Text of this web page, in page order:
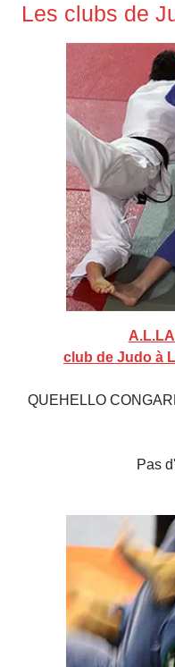
Les clubs de
club de Judo à
QUEHELLO
Pas